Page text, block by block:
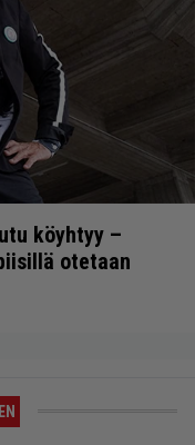
köyhtyy –
otetaan